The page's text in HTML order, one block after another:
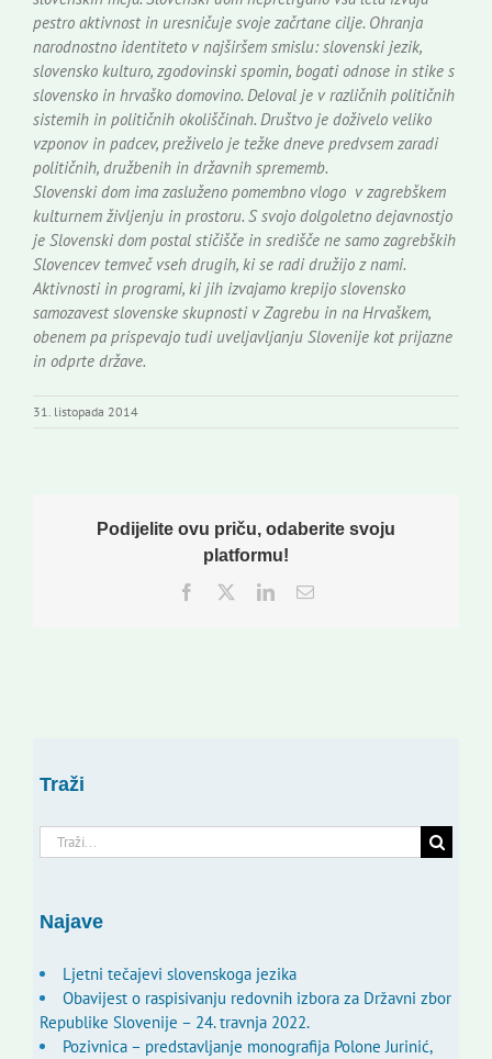
pestro aktivnost in uresničuje svoje začrtane cilje. Ohranja
narodnostno identiteto v najširšem smislu: slovenski jezik,
slovensko kulturo, zgodovinski spomin, bogati odnose in stike s
slovensko in hrvaško domovino. Deloval je v različnih političnih
sistemih in političnih okoliščinah. Društvo je doživelo veliko
vzponov in padcev, preživelo je težke dneve predvsem zaradi
političnih, družbenih in državnih sprememb.
Slovenski dom ima zasluženo pomembno vlogo v zagrebškem
kulturnem življenju in prostoru. S svojo dolgoletno dejavnostjo
je Slovenski dom postal stičišče in središče ne samo zagrebških
Slovencev temveč vseh drugih, ki se radi družijo z nami.
Aktivnosti in programi, ki jih izvajamo krepijo slovensko
samozavest slovenske skupnosti v Zagrebu in na Hrvaškem,
obenem pa prispevajo tudi uveljavljanju Slovenije kot prijazne
in odprte države.
31. listopada 2014
Podijelite ovu priču, odaberite svoju
platformu!
Facebook
TwitterLinkedInEmail:
Traži
Traži...
Najave
Ljetni tečajevi slovenskoga jezika
Obavijest o raspisivanju redovnih izbora za Državni zbor
Republike Slovenije – 24. travnja 2022.
Pozivnica – predstavljanje monografija Polone Jurinić,